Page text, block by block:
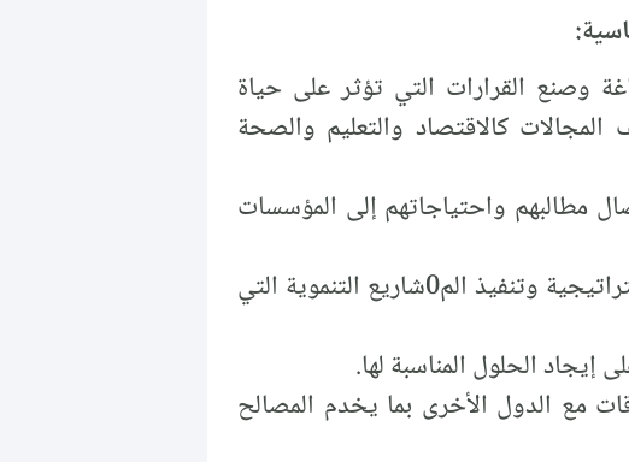
وصنع القرارات التي تؤثر على حياة
كالاقتصاد والتعليم والصحة
مطالبهم واحتياجاتهم إلى المؤسسات
يساهمون في بناء الدولة وتقويتها من خلال وضع الخطط الاستراتيجية وتنفيذ الم0شاريع التنموية التي
الحلول المناسبة لها.
مع الدول الأخرى بما يخدم المصالح